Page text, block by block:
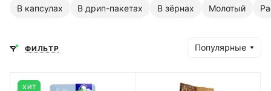
В капсулах В дрип-пакетах В зёрнах Молотый
ФИЛЬТР Популярные
ХИТ